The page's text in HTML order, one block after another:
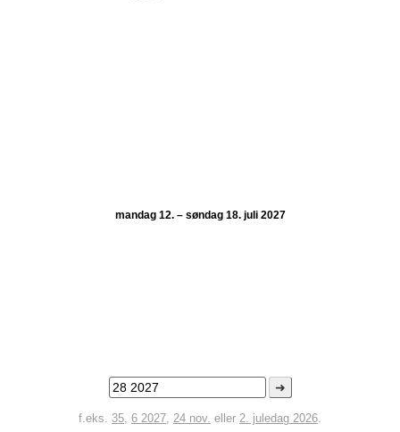
mandag 12. – søndag 18. juli 2027
➜
f.eks. 35, 6 2027, 24 nov. eller 2. juledag 2026.